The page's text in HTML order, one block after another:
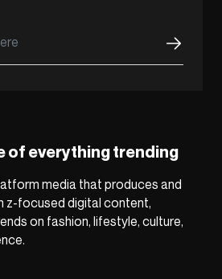
of everything trending
media that produces and
z-focused digital content,
on fashion, lifestyle, culture,